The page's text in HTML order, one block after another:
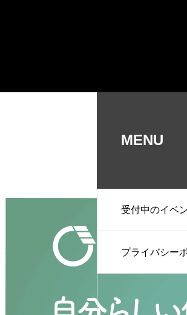
MENU
受付中のイベ
プライバシー